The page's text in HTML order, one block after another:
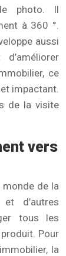
photo. Il
à 360 °.
aussi
ce
impactant.
de la visite
vers
monde de la
d’autres
tous les
Pour
la